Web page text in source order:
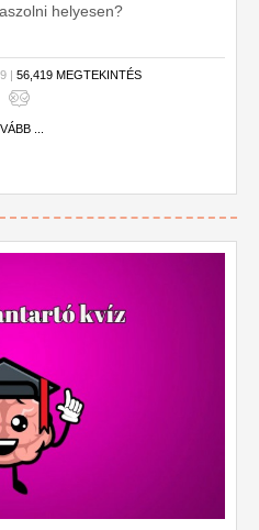
helyesen?
| 56,419 MEGTEKINTÉS
...